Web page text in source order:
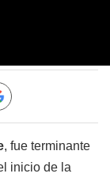
, fue terminante
inicio de la